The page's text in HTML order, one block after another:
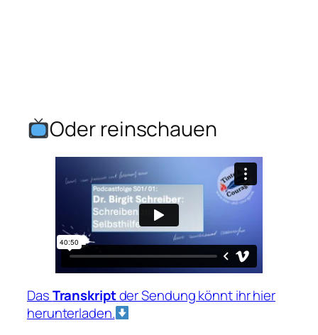
Oder reinschauen
DasTranskriptder Sendung könnt ihr hier
herunterladen.